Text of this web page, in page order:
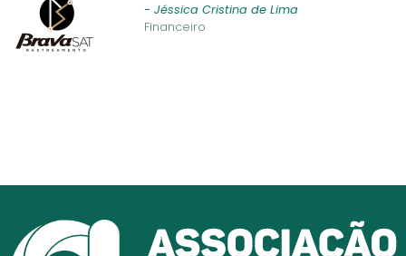
- Jéssica Cristina de Lima
Financeiro